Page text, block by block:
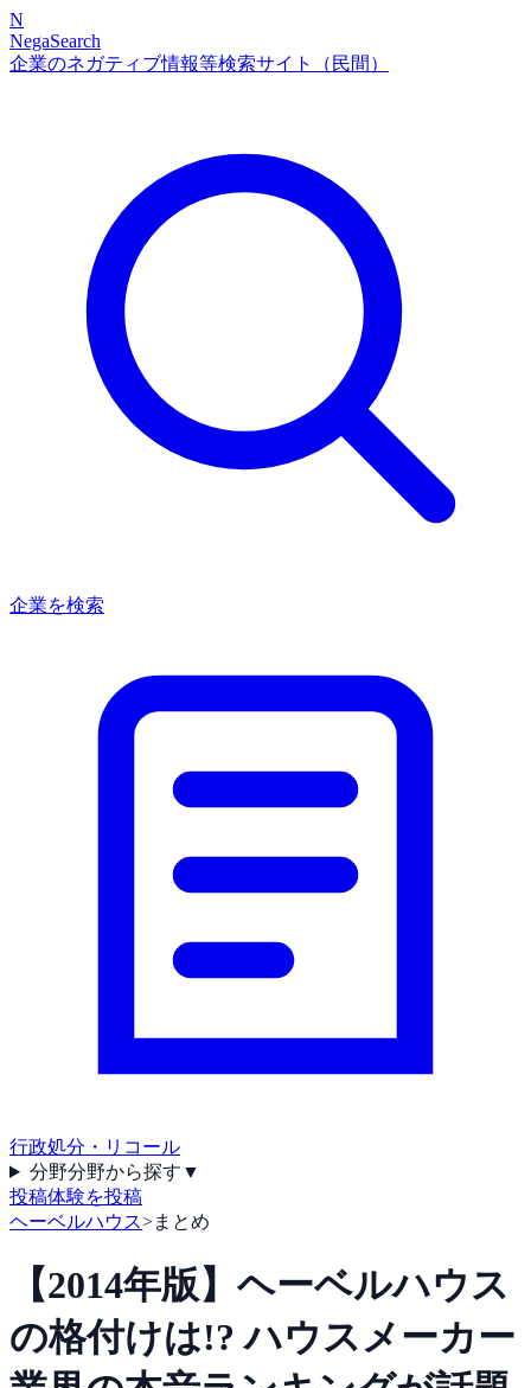
N
NegaSearch
企業のネガティブ情報等検索サイト（民間）
企業を検索
行政処分・リコール
分野分野から探す ▼
投稿体験を投稿
ヘーベルハウス>まとめ
【2014年版】ヘーベルハウス
の格付けは!? ハウスメーカー